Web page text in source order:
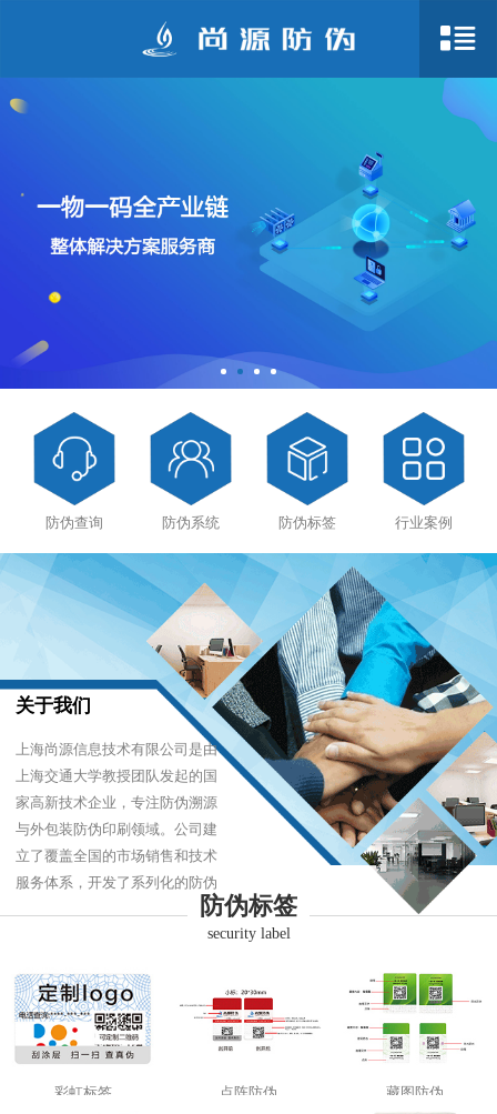
防伪查询 防伪系统 防伪标签 行业案例
关于我们
上海尚源信息技术有限公司是由
上海交通大学教授团队发起的国
家高新技术企业，专注防伪溯源
与外包装防伪印刷领域。公司建
立了覆盖全国的市场销售和技术
服务体系，开发了系列化的防伪
产品，以难仿制、易识别、优成
本的技术，经受住了市场的严酷
防伪标签
security label
彩虹标签 点阵防伪 藏图防伪